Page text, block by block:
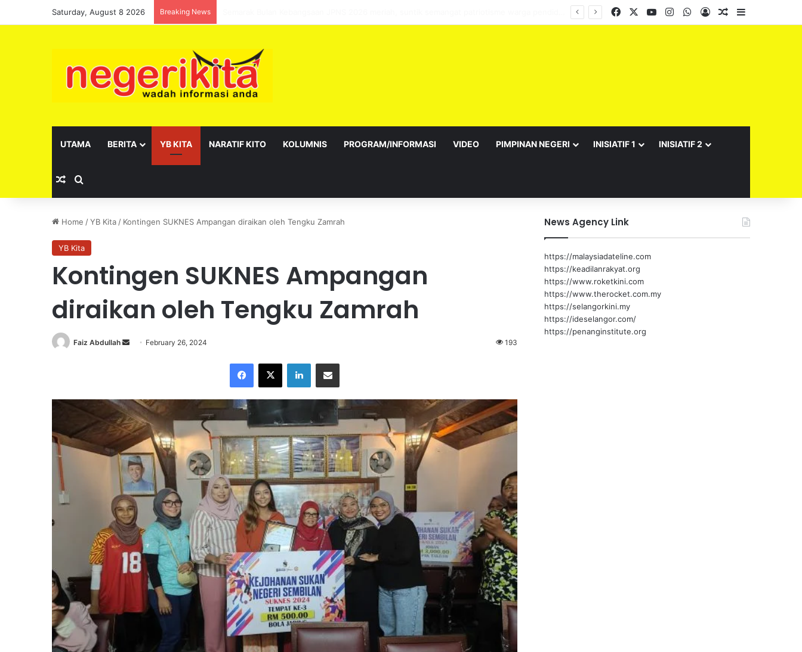
Saturday, August 8 2026 Breaking News Facebook YouTubeInstagramWhatsApp
Log InRandom Article
UTAMA BERITA YB KITA NARATIF KITO KOLUMNIS PROGRAM/INFORMASI VIDEO PIMPINAN NEGERI INISIATIF 1 INISIATIF 2
Random Article
Home /YB Kita / Kontingen SUKNES Ampangan diraikan oleh Tengku Zamrah
YB Kita
Kontingen SUKNES Ampangan
diraikan oleh Tengku Zamrah
Faiz Abdullah
a
n
e
m
a
i
l
February 26, 2024 193
News Agency Link
https://malaysiadateline.com
https://keadilanrakyat.org
https://www.roketkini.com
https://www.therocket.com.my
https://selangorkini.my
https://ideselangor.com/
https://penanginstitute.org